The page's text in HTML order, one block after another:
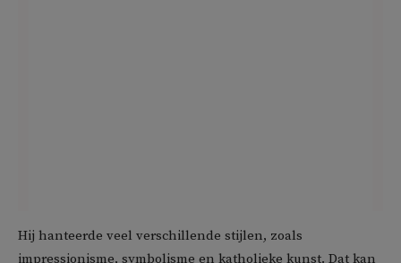
Hij hanteerde veel verschillende stijlen, zoals
impressionisme, symbolisme en katholieke kunst. Dat kan